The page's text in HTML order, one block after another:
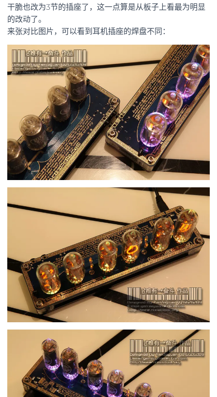
干脆也改为3节的插座了，这一点算是从板子上看最为明显
的改动了。
来张对比图片，可以看到耳机插座的焊盘不同：